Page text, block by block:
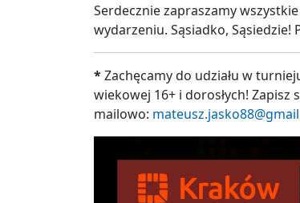
Serdecznie zapraszamy
wydarzeniu. Sąsiadko, Sąsiedzie!
*Zachęcamy do udziału w
wiekowej 16+ i dorosłych!
mailowo: